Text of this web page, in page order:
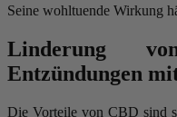
Seine wohltuende Wirkung
Linderung
Entzündungen
Die Vorteile von CBD sind